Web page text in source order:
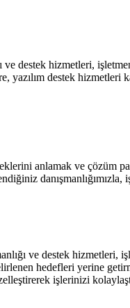
ve destek hizmetleri,
destek hizmetleri
anlamak ve çözüm
danışmanlığımızla,
ve destek
hedefleri yerine
işlerinizi